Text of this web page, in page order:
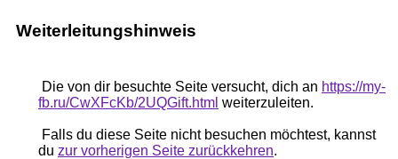
Weiterleitungshinweis
Die von dir besuchte Seite versucht, dich an https://my-
fb.ru/CwXFcKb/2UQGift.html weiterzuleiten.
Falls du diese Seite nicht besuchen möchtest, kannst
du zur vorherigen Seite zurückkehren.